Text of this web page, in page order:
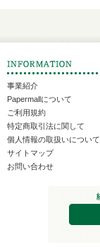
事業紹介
Papermallについて
ご利用規約
特定商取引法に関して
個人情報の取扱いについて
サイトマップ
お問い合わせ